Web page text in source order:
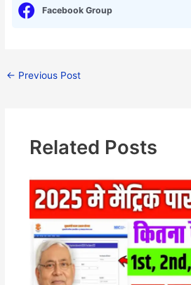
Facebook Group
← Previous Post
Related Posts